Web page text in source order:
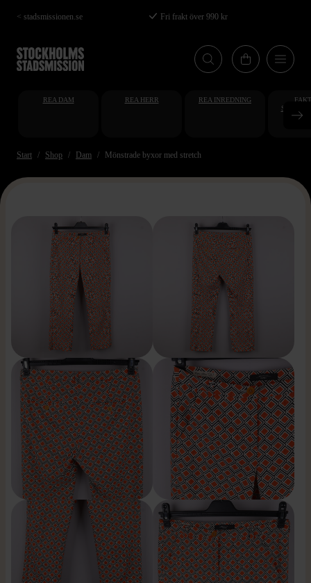
Hoppa
till
huvudinnehåll
< stadsmissionen.se Fri frakt över 990 kr
REA DAM REA HERR REA INREDNING
Start Shop Dam Mönstrade byxor med stretch